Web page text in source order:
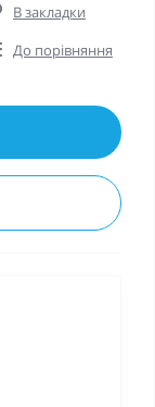
В закладки
До порівняння